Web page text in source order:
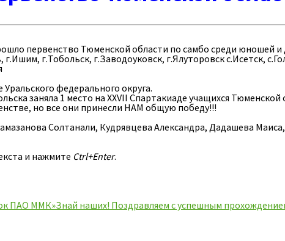
первенство Тюменской области по самбо среди юношей
г.Тобольск, г.Заводоуковск, г.Ялуторовск с.Исетск,
федерального округа.
заняла 1 место на XXVII Спартакиаде учащихся
но все они принесли НАМ общую победу!!!
Солтанали, Кудрявцева Александра, Дадашева
и нажмите Ctrl+Enter.
ПАО ММК»Знай наших! Поздравляем с успешным